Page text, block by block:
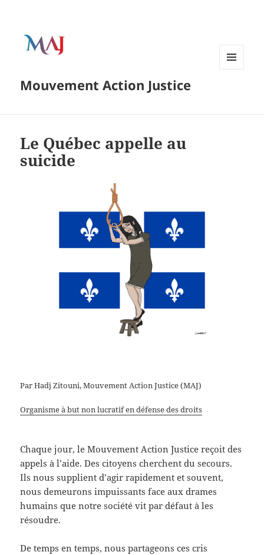
Mouvement Action Justice
Le Québec appelle au
suicide
Par Hadj Zitouni, Mouvement Action Justice (MAJ)
Organisme à but non lucratif en défense des droits
Chaque jour, le Mouvement Action Justice reçoit des
appels à l’aide. Des citoyens cherchent du secours.
Ils nous supplient d’agir rapidement et souvent,
nous demeurons impuissants face aux drames
humains que notre société vit par défaut à les
résoudre.
De temps en temps, nous partageons ces cris